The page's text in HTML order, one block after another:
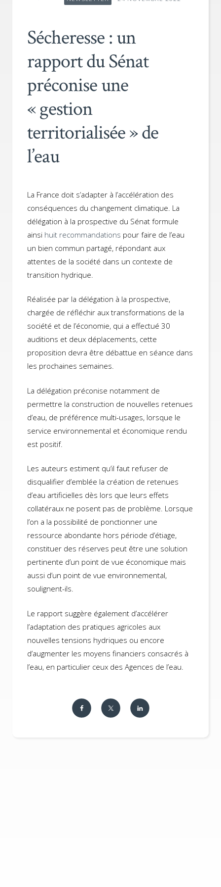
Sécheresse : un
rapport du Sénat
préconise une
« gestion
territorialisée » de
l’eau
La France doit s’adapter à l’accélération des
conséquences du changement climatique. La
délégation à la prospective du Sénat formule
ainsi huit recommandations pour faire de l’eau
un bien commun partagé, répondant aux
attentes de la société dans un contexte de
transition hydrique.
Réalisée par la délégation à la prospective,
chargée de réfléchir aux transformations de la
société et de l’économie, qui a effectué 30
auditions et deux déplacements, cette
proposition devra être débattue en séance dans
les prochaines semaines.
La délégation préconise notamment de
permettre la construction de nouvelles retenues
d’eau, de préférence multi-usages, lorsque le
service environnemental et économique rendu
est positif.
Les auteurs estiment qu’il faut refuser de
disqualifier d’emblée la création de retenues
d’eau artificielles dès lors que leurs effets
collatéraux ne posent pas de problème. Lorsque
l’on a la possibilité de ponctionner une
ressource abondante hors période d’étiage,
constituer des réserves peut être une solution
pertinente d’un point de vue économique mais
aussi d’un point de vue environnemental,
soulignent-ils.
Le rapport suggère également d’accélérer
l’adaptation des pratiques agricoles aux
nouvelles tensions hydriques ou encore
d’augmenter les moyens financiers consacrés à
l’eau, en particulier ceux des Agences de l’eau.